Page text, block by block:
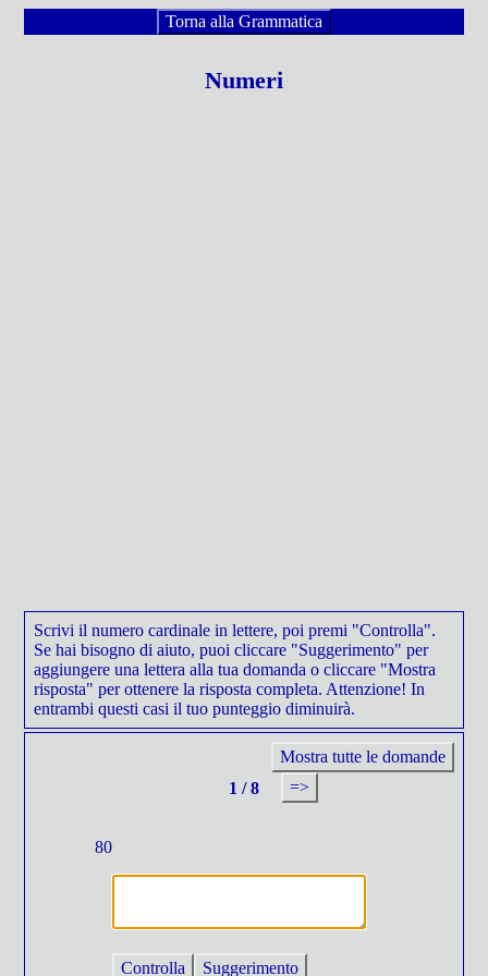
Torna alla Grammatica
Numeri
Scrivi il numero cardinale in lettere, poi premi "Controlla".
Se hai bisogno di aiuto, puoi cliccare "Suggerimento" per
aggiungere una lettera alla tua domanda o cliccare "Mostra
risposta" per ottenere la risposta completa. Attenzione! In
entrambi questi casi il tuo punteggio diminuirà.
Mostra tutte le domande
1 / 8
=>
80
Controlla Suggerimento